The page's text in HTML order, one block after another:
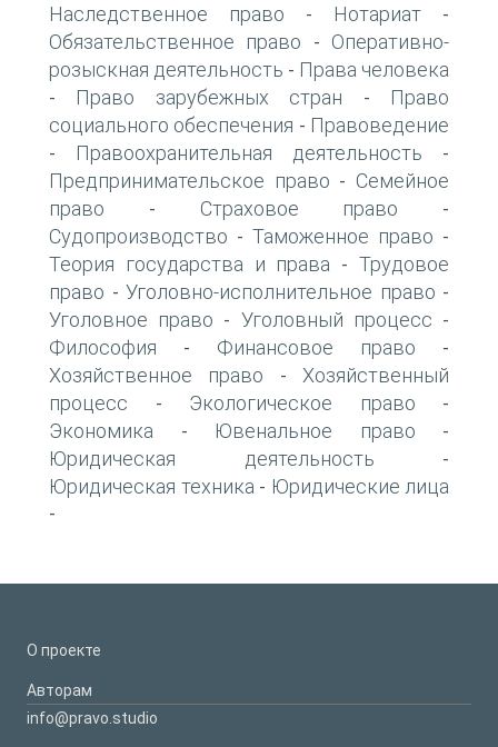
Наследственное право - Нотариат -
Обязательственное право - Оперативно-
розыскная деятельность - Права человека
- Право зарубежных стран -
Право
социального обеспечения - Правоведение
- Правоохранительная деятельность -
Предпринимательское право - Семейное
право - Страховое право -
Судопроизводство - Таможенное право -
Теория государства и права -Трудовое
право - Уголовно-исполнительное право -
Уголовное право - Уголовный процесс -
Философия - Финансовое право -
Хозяйственное право - Хозяйственный
процесс - Экологическое право -
Экономика - Ювенальное право -
Юридическая деятельность -
Юридическая техника - Юридические лица
-
О проекте
Авторам
info@pravo.studio